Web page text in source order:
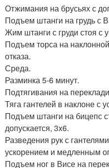
Отжимания на брусьях с
Подъем штанги на грудь с
Жим штанги с груди стоя с
Подъем торса на
отказа.
Среда.
Разминка 5-6 минут.
Подтягивания на
Тяга гантелей в наклоне с
Подъем штанги на бицепс
допускается, 3x6.
Разведения рук с
ускорением и медленным
Подъем ног в Висе на